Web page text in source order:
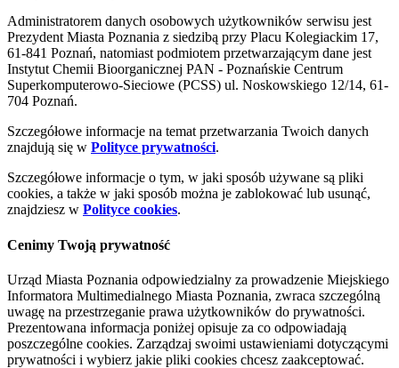
Administratorem danych osobowych użytkowników serwisu jest
Prezydent Miasta Poznania z siedzibą przy Placu Kolegiackim 17,
61-841 Poznań, natomiast podmiotem przetwarzającym dane jest
Instytut Chemii Bioorganicznej PAN - Poznańskie Centrum
Superkomputerowo-Sieciowe (PCSS) ul. Noskowskiego 12/14, 61-
704 Poznań.
Szczegółowe informacje na temat przetwarzania Twoich danych
znajdują się w Polityce prywatności.
Szczegółowe informacje o tym, w jaki sposób używane są pliki
cookies, a także w jaki sposób można je zablokować lub usunąć,
znajdziesz w Polityce cookies.
Cenimy Twoją prywatność
Urząd Miasta Poznania odpowiedzialny za prowadzenie Miejskiego
Informatora Multimedialnego Miasta Poznania, zwraca szczególną
uwagę na przestrzeganie prawa użytkowników do prywatności.
Prezentowana informacja poniżej opisuje za co odpowiadają
poszczególne cookies. Zarządzaj swoimi ustawieniami dotyczącymi
prywatności i wybierz jakie pliki cookies chcesz zaakceptować.